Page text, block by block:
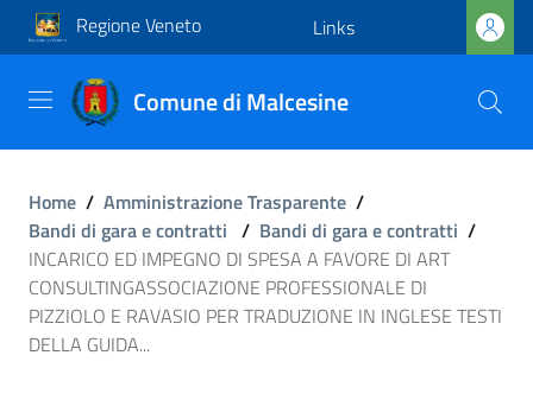
Regione Veneto Links
Comune di Malcesine
Home / Amministrazione Trasparente /
Bandi di gara e contratti / Bandi di gara e contratti /
INCARICO ED IMPEGNO DI SPESA A FAVORE DI ART
CONSULTINGASSOCIAZIONE PROFESSIONALE DI
PIZZIOLO E RAVASIO PER TRADUZIONE IN INGLESE TESTI
DELLA GUIDA...